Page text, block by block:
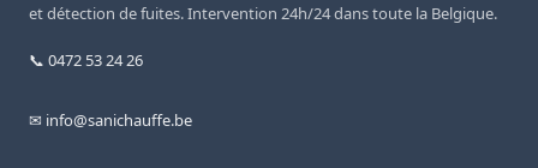
et détection de fuites. Intervention 24h/24 dans toute la Belgique.
📞 0472 53 24 26
✉ info@sanichauffe.be